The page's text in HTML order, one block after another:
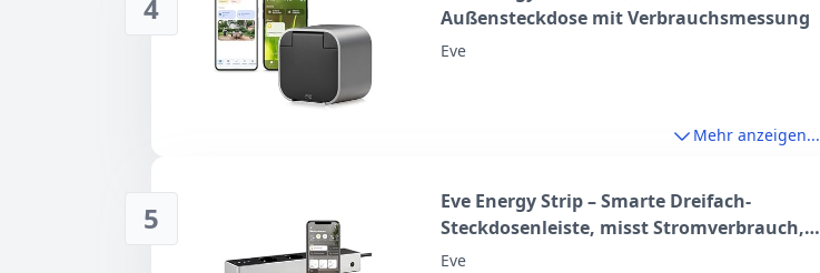
4
Außensteckdose mit Verbrauchsmessung
Eve
Mehr anzeigen...
5
Eve Energy Strip – Smarte Dreifach-
Steckdosenleiste, misst Stromverbrauch,
Energiesparen, integrierte Zeitpläne,
Eve